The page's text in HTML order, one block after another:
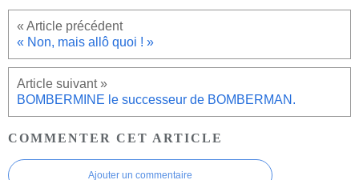
« Non, mais allô quoi ! »
BOMBERMINE le successeur de BOMBERMAN.
COMMENTER CET ARTICLE
Ajouter un commentaire